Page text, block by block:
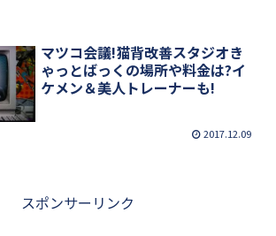
マツコ会議!猫背改善スタジオき
ゃっとばっくの場所や料金は?イ
ケメン＆美人トレーナーも!
2017.12.09
スポンサーリンク